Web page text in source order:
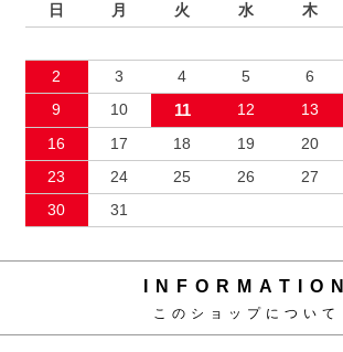
日
月 火 水 木
2
3 4 5 6
9
10 11 12 13
16
17 18 19 20
23
24 25 26 27
30
31
INFORMATION
このショップについて